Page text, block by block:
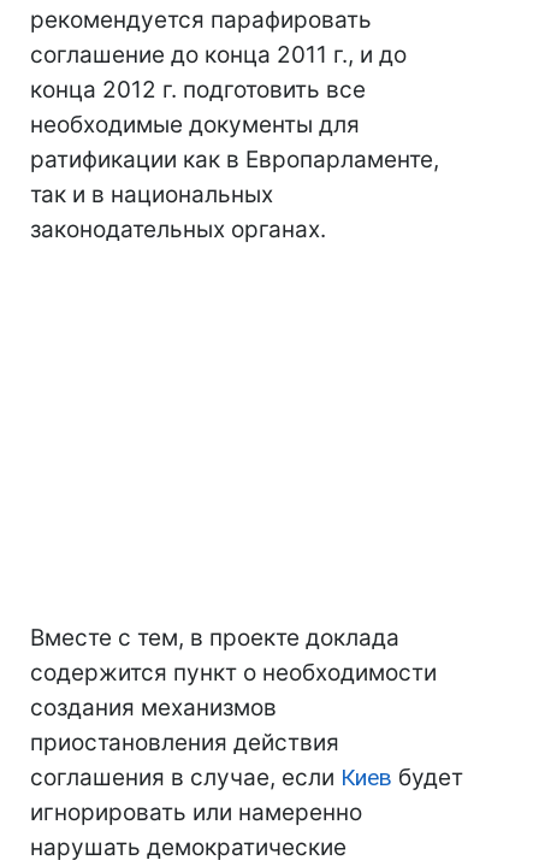
рекомендуется парафировать
соглашение до конца 2011 г., и до
конца 2012 г. подготовить все
необходимые документы для
ратификации как в Европарламенте,
так и в национальных
законодательных органах.
Вместе с тем, в проекте доклада
содержится пункт о необходимости
создания механизмов
приостановления действия
соглашения в случае, если Киев будет
игнорировать или намеренно
нарушать демократические